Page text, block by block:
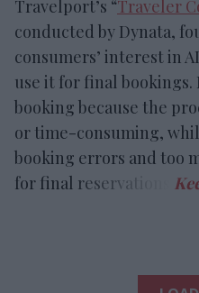
Travelport’s “Traveler
conducted by Dynata,
consumers’ interest in
use it for final bookings.
booking because the
or time-consuming,
booking errors and too
for final reservations.